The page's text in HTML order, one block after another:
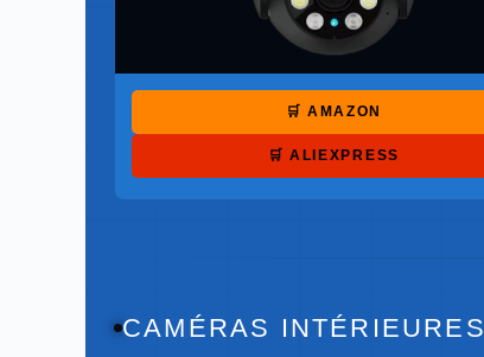
🛒 AMAZON
🛒 ALIEXPRESS
CAMÉRAS INTÉRIEURES